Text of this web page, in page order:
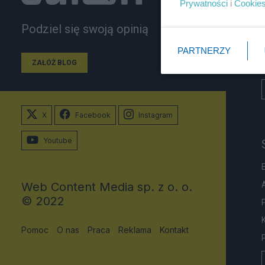
Podziel się swoją opinią
ZAŁÓŻ BLOG
X Facebook Instagram
Youtube
Web Content Media sp. z o. o.
© 2022
Pomoc O nas Praca Reklama Kontakt
Prywatności i Cookies
PARTNERZY